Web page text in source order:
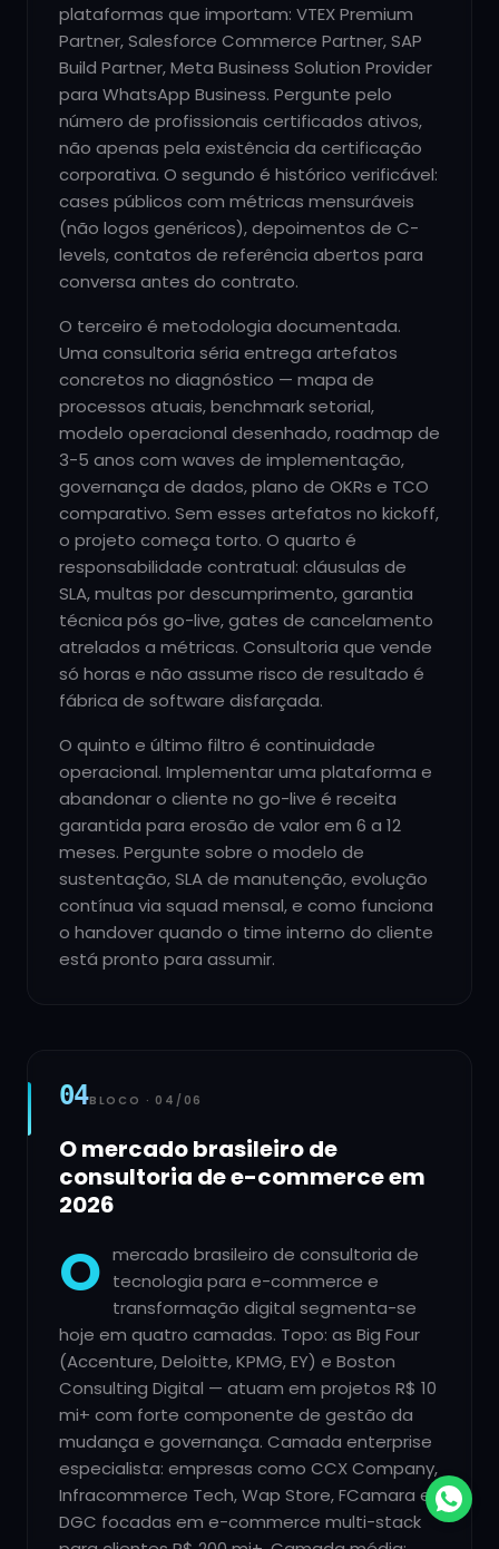
plataformas que importam: VTEX Premium
Partner, Salesforce Commerce Partner, SAP
Build Partner, Meta Business Solution Provider
para WhatsApp Business. Pergunte pelo
número de profissionais certificados ativos,
não apenas pela existência da certificação
corporativa. O segundo é histórico verificável:
cases públicos com métricas mensuráveis
(não logos genéricos), depoimentos de C-
levels, contatos de referência abertos para
conversa antes do contrato.
O terceiro é metodologia documentada.
Uma consultoria séria entrega artefatos
concretos no diagnóstico — mapa de
processos atuais, benchmark setorial,
modelo operacional desenhado, roadmap de
3-5 anos com waves de implementação,
governança de dados, plano de OKRs e TCO
comparativo. Sem esses artefatos no kickoff,
o projeto começa torto. O quarto é
responsabilidade contratual: cláusulas de
SLA, multas por descumprimento, garantia
técnica pós go-live, gates de cancelamento
atrelados a métricas. Consultoria que vende
só horas e não assume risco de resultado é
fábrica de software disfarçada.
O quinto e último filtro é continuidade
operacional. Implementar uma plataforma e
abandonar o cliente no go-live é receita
garantida para erosão de valor em 6 a 12
meses. Pergunte sobre o modelo de
sustentação, SLA de manutenção, evolução
contínua via squad mensal, e como funciona
o handover quando o time interno do cliente
está pronto para assumir.
04BLOCO ·04 /06
O mercado brasileiro de
consultoria de e-commerce em
2026
O mercado brasileiro de consultoria de
tecnologia para e-commerce e
transformação digital segmenta-se
hoje em quatro camadas. Topo: as Big Four
(Accenture, Deloitte, KPMG, EY) e Boston
Consulting Digital — atuam em projetos R$ 10
mi+ com forte componente de gestão da
mudança e governança. Camada enterprise
especialista: empresas como CCX Company,
Infracommerce Tech, Wap Store, FCamara e
DGC focadas em e-commerce multi-stack